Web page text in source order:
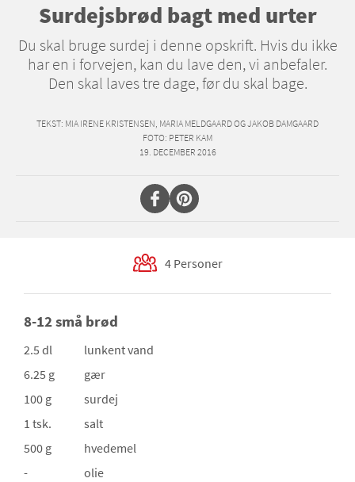
Surdejsbrød bagt med urter
Du skal bruge surdej i denne opskrift. Hvis du ikke
har en i forvejen, kan du lave den, vi anbefaler.
Den skal laves tre dage, før du skal bage.
TEKST: MIA IRENE KRISTENSEN, MARIA MELDGAARD OG JAKOB DAMGAARD
FOTO: PETER KAM
19. DECEMBER 2016
4 Personer
8-12 små brød
2.5 dl
lunkent vand
6.25 g
gær
100 g
surdej
1 tsk.
salt
500 g
hvedemel
-
olie